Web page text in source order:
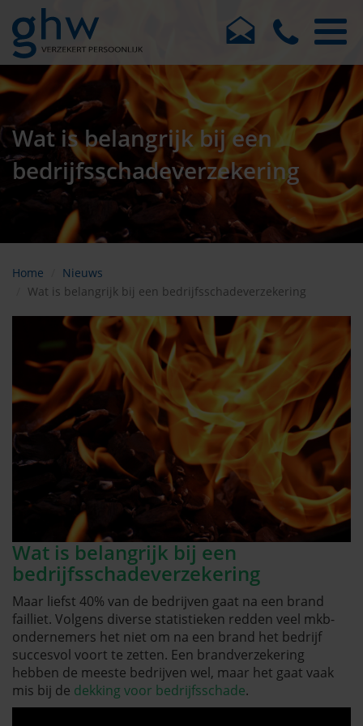
Wat is belangrijk bij een
bedrijfsschadeverzekering
Home
Nieuws
Wat is belangrijk bij een bedrijfsschadeverzekering
Wat is belangrijk bij een
bedrijfsschadeverzekering
Maar liefst 40% van de bedrijven gaat na een brand
failliet. Volgens diverse statistieken redden veel mkb-
ondernemers het niet om na een brand het bedrijf
succesvol voort te zetten. Een brandverzekering
hebben de meeste bedrijven wel, maar het gaat vaak
mis bij de dekking voor bedrijfsschade.